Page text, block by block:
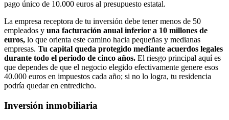
pago único de 10.000 euros al presupuesto estatal.
La empresa receptora de tu inversión debe tener menos de 50
empleados y una facturación anual inferior a 10 millones de
euros, lo que orienta este camino hacia pequeñas y medianas
empresas. Tu capital queda protegido mediante acuerdos legales
durante todo el periodo de cinco años. El riesgo principal aquí es
que dependes de que el negocio elegido efectivamente genere esos
40.000 euros en impuestos cada año; si no lo logra, tu residencia
podría quedar en entredicho.
Inversión inmobiliaria